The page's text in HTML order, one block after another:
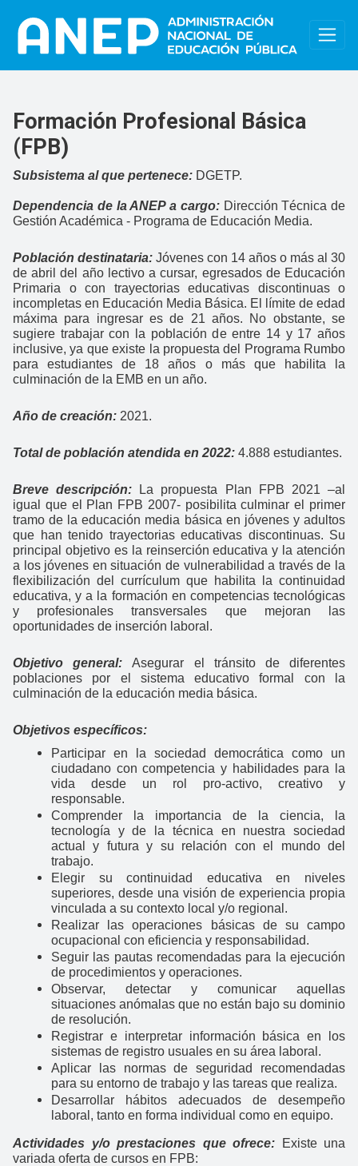
Formación Profesional Básica
(FPB)
Subsistema al que pertenece: DGETP.
Dependencia de la ANEP a cargo: Dirección Técnica de
Gestión Académica - Programa de Educación Media.
Población destinataria: Jóvenes con 14 años o más al 30
de abril del año lectivo a cursar, egresados de Educación
Primaria o con trayectorias educativas discontinuas o
incompletas en Educación Media Básica. El límite de edad
máxima para ingresar es de 21 años. No obstante, se
sugiere trabajar con la población de entre 14 y 17 años
inclusive, ya que existe la propuesta del Programa Rumbo
para estudiantes de 18 años o más que habilita la
culminación de la EMB en un año.
Año de creación: 2021.
Total de población atendida en 2022: 4.888 estudiantes.
Breve descripción:
La propuesta Plan FPB 2021 –al
igual que el Plan FPB 2007- posibilita culminar el primer
tramo de la educación media básica en jóvenes y adultos
que han tenido trayectorias educativas discontinuas. Su
principal objetivo es la reinserción educativa y la atención
a los jóvenes en situación de vulnerabilidad a través de la
flexibilización del currículum que habilita la continuidad
educativa, y a la formación en competencias tecnológicas
y profesionales transversales que mejoran las
oportunidades de inserción laboral.
Objetivo general:Asegurar el tránsito de diferentes
poblaciones por el sistema educativo formal con la
culminación de la educación media básica.
Objetivos específicos:
Participar en la sociedad democrática como un
ciudadano con competencia y habilidades para la
vida desde un rol pro-activo, creativo y
responsable.
Comprender la importancia de la ciencia, la
tecnología y de la técnica en nuestra sociedad
actual y futura y su relación con el mundo del
trabajo.
Elegir su continuidad educativa en niveles
superiores, desde una visión de experiencia propia
vinculada a su contexto local y/o regional.
Realizar las operaciones básicas de su campo
ocupacional con eficiencia y responsabilidad.
Seguir las pautas recomendadas para la ejecución
de procedimientos y operaciones.
Observar, detectar y comunicar aquellas
situaciones anómalas que no están bajo su dominio
de resolución.
Registrar e interpretar información básica en los
sistemas de registro usuales en su área laboral.
Aplicar las normas de seguridad recomendadas
para su entorno de trabajo y las tareas que realiza.
Desarrollar hábitos adecuados de desempeño
laboral, tanto en forma individual como en equipo.
Actividades y/o prestaciones que ofrece:
Existe una
variada oferta de cursos en FPB: